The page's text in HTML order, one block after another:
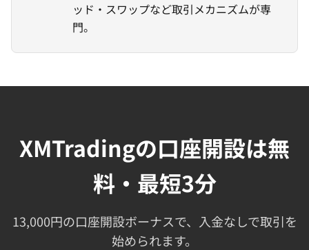
ッド・スワップなど取引メカニズムが専
門。
XMTradingの口座開設は無
料・最短3分
13,000円の口座開設ボーナスで、入金なしで取引を
始められます。